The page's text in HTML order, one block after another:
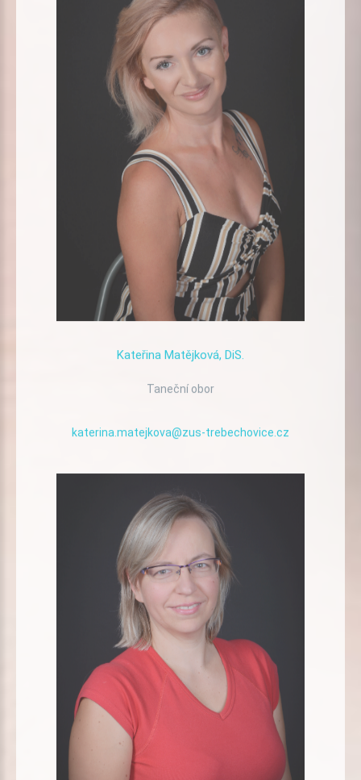
Kateřina Matějková, DiS.
Taneční obor
katerina.matejkova@zus-trebechovice.cz